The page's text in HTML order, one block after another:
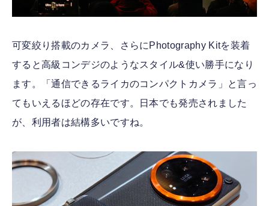
可変絞り搭載のカメラ、さらにPhotography Kitを装着
すると高級コンデジのようなスタイル&使い勝手になり
ます。「通信できるライカのコンパクトカメラ」と言っ
てもいえるほどの存在です。日本でも発売されました
が、利用者は結構多いですね。